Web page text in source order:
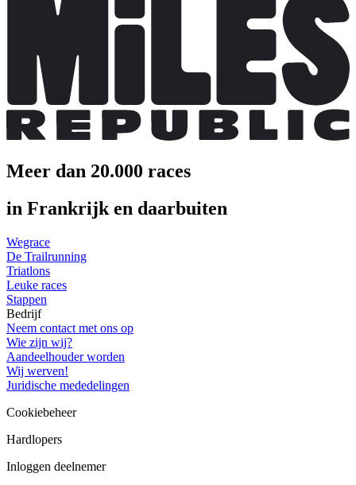
Meer dan 20.000 races
in Frankrijk en daarbuiten
Wegrace
De Trailrunning
Triatlons
Leuke races
Stappen
Bedrijf
Neem contact met ons op
Wie zijn wij?
Aandeelhouder worden
Wij werven!
Juridische mededelingen
Cookiebeheer
Hardlopers
Inloggen deelnemer